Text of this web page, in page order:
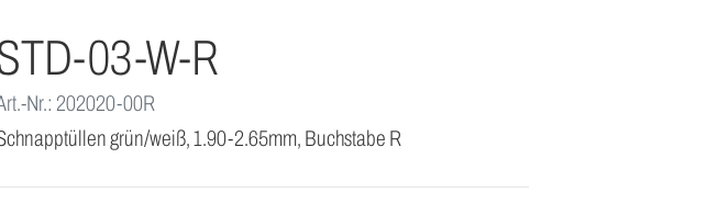
03-W-R
Nr.: 202020-00R
grün/weiß, 1.90-2.65mm, Buchstabe R